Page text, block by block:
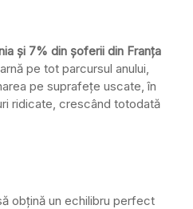
și 7% din șoferii din Franța
pe tot parcursul anului,
pe suprafețe uscate, în
ridicate, crescând totodată
obțină un echilibru perfect